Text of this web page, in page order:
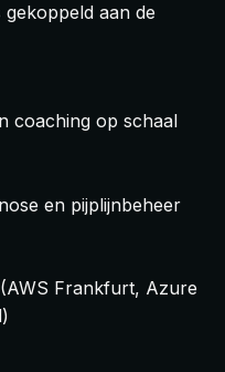
aan de
coaching op schaal
en pijplijnbeheer
Frankfurt, Azure